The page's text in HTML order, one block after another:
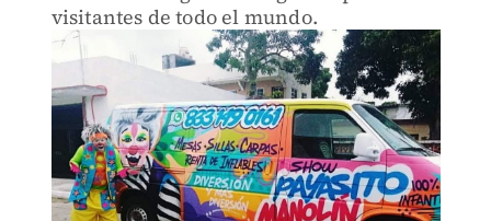
visitantes de todo el mundo.